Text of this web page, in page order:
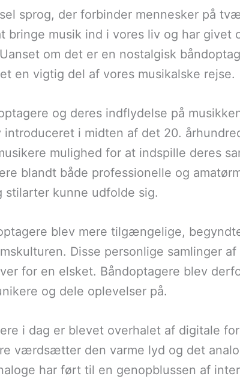
sprog, der forbinder mennesker på
bringe musik ind i vores liv og har givet
om det er en nostalgisk
en vigtig del af vores musikalske rejse.
og deres indflydelse på
introduceret i midten af det 20.
mulighed for at indspille deres
blandt både professionelle og
stilarter kunne udfolde sig.
blev mere tilgængelige,
Disse personlige samlinger
for en elsket. Båndoptagere blev
og dele oplevelser på.
i dag er blevet overhalet af digitale
værdsætter den varme lyd og det
har ført til en genopblussen af